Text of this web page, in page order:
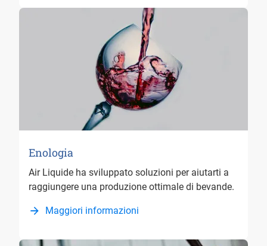
Enologia
Air Liquide ha sviluppato soluzioni per aiutarti a
raggiungere una produzione ottimale di bevande.
Maggiori informazioni